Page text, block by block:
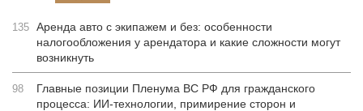
135 Аренда авто с экипажем и без: особенности
налогообложения у арендатора и какие сложности могут
возникнуть
98
Главные позиции Пленума ВС РФ для гражданского
процесса: ИИ-технологии, примирение сторон и